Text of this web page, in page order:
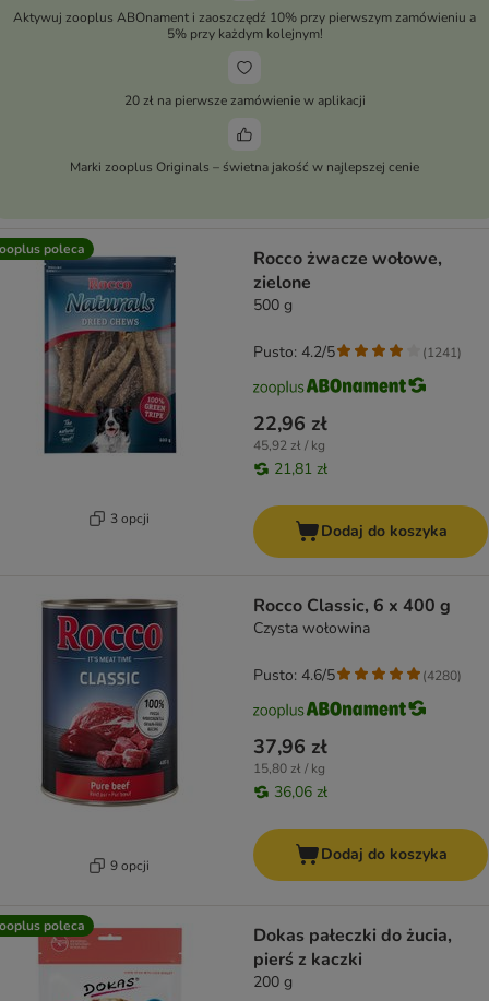
Aktywuj zooplus ABOnament i zaoszczędź 10% przy pierwszym zamówieniu a
5% przy każdym kolejnym!
20 zł na pierwsze zamówienie w aplikacji
Marki zooplus Originals – świetna jakość w najlepszej cenie
poleca
3 opcji
Rocco żwacze wołowe,
zielone
500 g
22,96 zł
45,92 zł / kg
21,81 zł
Pusto: 4.2/5 (1241)
Dodaj do koszyka
9 opcji
Rocco Classic, 6 x 400 g
Czysta wołowina
37,96 zł
15,80 zł / kg
36,06 zł
Pusto: 4.6/5 (4280)
Dodaj do koszyka
poleca
Dokas pałeczki do żucia,
pierś z kaczki
200 g